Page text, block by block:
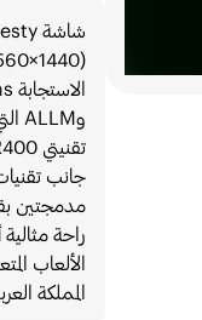
جانب
المملكة